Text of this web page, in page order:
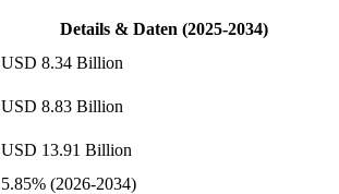
Details & Daten (2025-2034)
USD 8.34 Billion
USD 8.83 Billion
USD 13.91 Billion
5.85% (2026-2034)